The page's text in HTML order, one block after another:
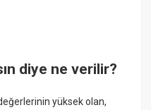
diye ne verilir?
yüksek olan,